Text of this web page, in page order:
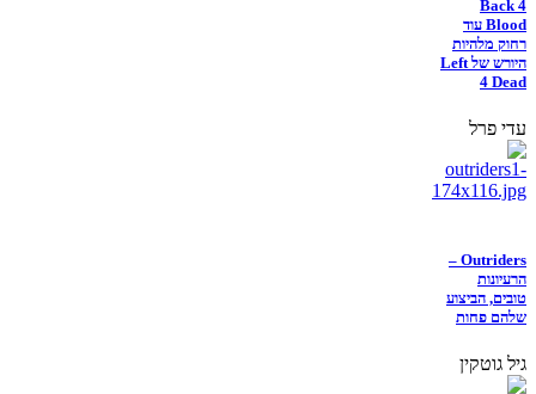
Back 4
Blood עוד
רחוק מלהיות
היורש של Left
4 Dead
עדי פרל
Outriders –
הרעיונות
טובים, הביצוע
שלהם פחות
גיל גוטקין